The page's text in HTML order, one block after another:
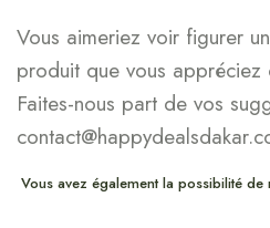
Vous aimeriez voir figurer
produit que vous appréciez
Faites-nous part de vos
Vous avez également la possibilité